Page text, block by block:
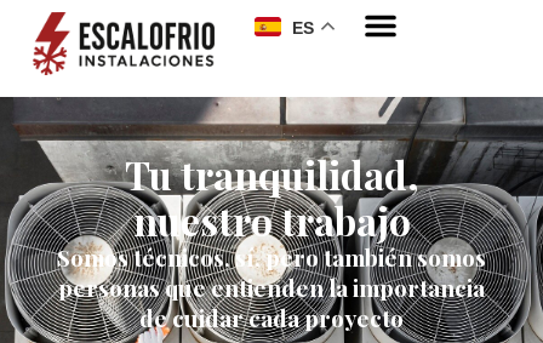
ES
Tu tranquilidad,
nuestro trabajo
Somos técnicos, sí, pero también somos
personas que entienden la importancia
de cuidar cada proyecto